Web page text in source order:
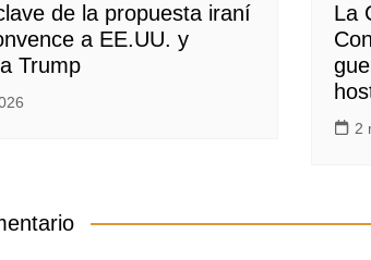
de la propuesta iraní
a EE.UU. y
Trump
La
2